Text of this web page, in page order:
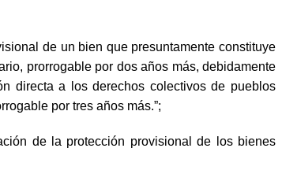
de un bien que presuntamente constituye
prorrogable por dos años más, debidamente
directa a los derechos colectivos de pueblos
por tres años más.”;
de la protección provisional de los bienes